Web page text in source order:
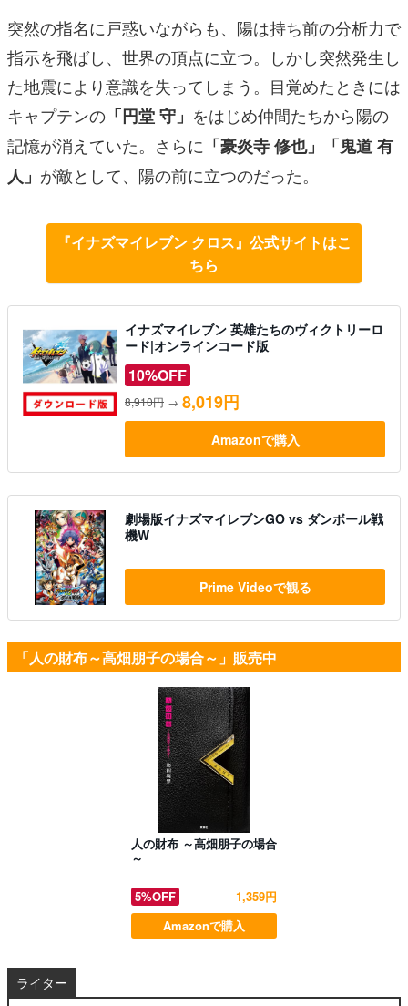
突然の指名に戸惑いながらも、陽は持ち前の分析力で
指示を飛ばし、世界の頂点に立つ。しかし突然発生し
た地震により意識を失ってしまう。目覚めたときには
キャプテンの 「円堂 守」 をはじめ仲間たちから陽の
記憶が消えていた。さらに 「豪炎寺 修也」「鬼道 有
人」 が敵として、陽の前に立つのだった。
『イナズマイレブン クロス』公式サイトはこ
ちら
イナズマイレブン 英雄たちのヴィクトリーロ
ード|オンラインコード版
10%OFF
8,910円 → 8,019円
Amazonで購入
劇場版イナズマイレブンGO vs ダンボール戦
機W
Prime Videoで観る
「人の財布～高畑朋子の場合～」販売中
人の財布 ～高畑朋子の場合
～
5%OFF
1,359円
Amazonで購入
ライター